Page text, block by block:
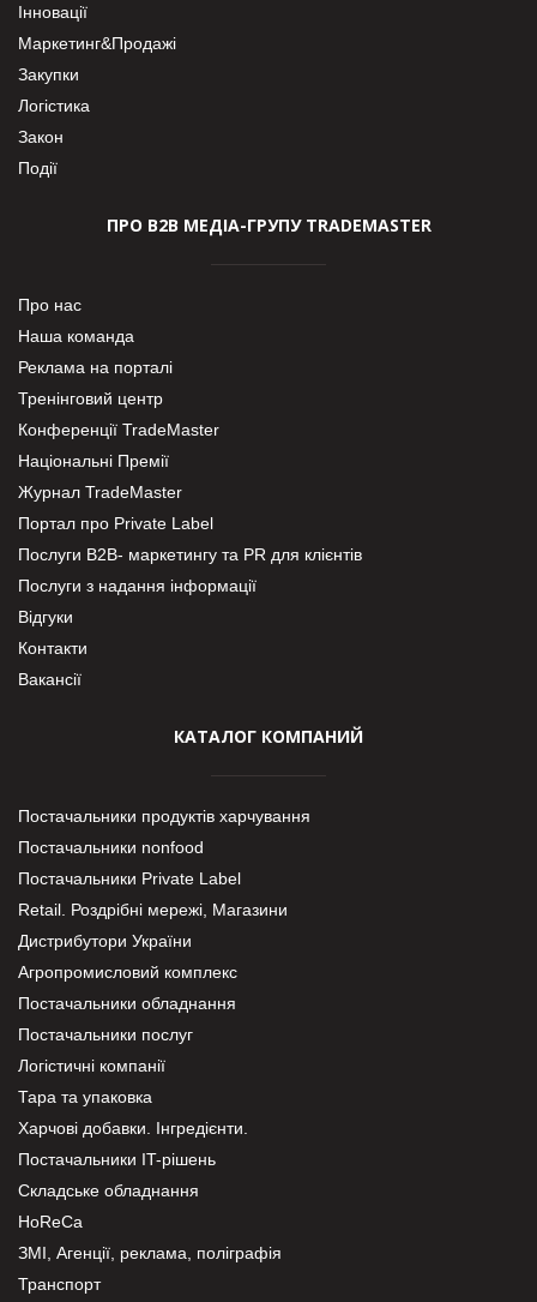
Інновації
Маркетинг&Продажі
Закупки
Логістика
Закон
Події
ПРО В2В МЕДІА-ГРУПУ TRADEMASTER
Про нас
Наша команда
Реклама на порталі
Тренінговий центр
Конференції TradeMaster
Національні Премії
Журнал TradeMaster
Портал про Private Label
Послуги В2В- маркетингу та PR для клієнтів
Послуги з надання інформації
Відгуки
Контакти
Вакансії
КАТАЛОГ КОМПАНИЙ
Постачальники продуктів харчування
Постачальники nonfood
Постачальники Private Label
Retail. Роздрібні мережі, Магазини
Дистрибутори України
Агропромисловий комплекс
Постачальники обладнання
Постачальники послуг
Логістичні компанії
Тара та упаковка
Харчові добавки. Інгредієнти.
Постачальники IT-рішень
Складське обладнання
HoReCa
ЗМІ, Агенції, реклама, поліграфія
Транспорт